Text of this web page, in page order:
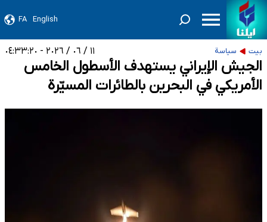
English
FA
بيت سياسة ١١ / ٠٦ / ٢٠٢٦ - ٠٤:٣٣:٢٠
الجيش الإيراني يستهدف الأسطول الخامس
الأمريكي في البحرين بالطائرات المسيّرة